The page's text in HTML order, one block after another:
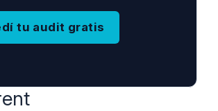
tu audit gratis